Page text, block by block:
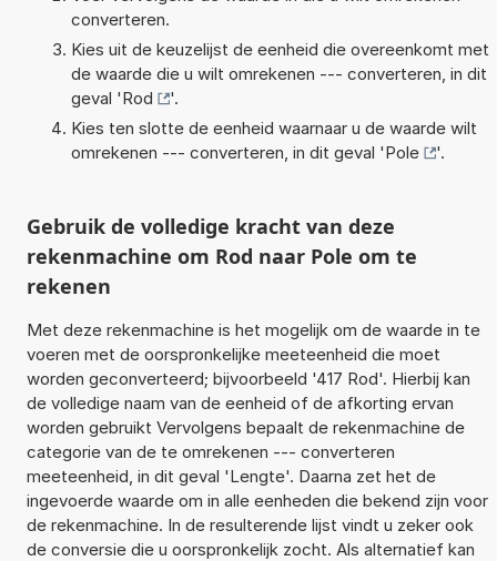
converteren.
Kies uit de keuzelijst de eenheid die overeenkomt met
de waarde die u wilt omrekenen --- converteren, in dit
geval 'Rod
'.
Kies ten slotte de eenheid waarnaar u de waarde wilt
omrekenen --- converteren, in dit geval 'Pole '.
Gebruik de volledige kracht van deze
rekenmachine om Rod naar Pole om te
rekenen
Met deze rekenmachine is het mogelijk om de waarde in te
voeren met de oorspronkelijke meeteenheid die moet
worden geconverteerd; bijvoorbeeld '417 Rod'. Hierbij kan
de volledige naam van de eenheid of de afkorting ervan
worden gebruikt Vervolgens bepaalt de rekenmachine de
categorie van de te omrekenen --- converteren
meeteenheid, in dit geval 'Lengte'. Daarna zet het de
ingevoerde waarde om in alle eenheden die bekend zijn voor
de rekenmachine. In de resulterende lijst vindt u zeker ook
de conversie die u oorspronkelijk zocht. Als alternatief kan